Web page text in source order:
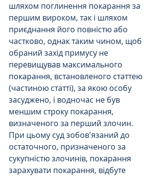
шляхом поглинення покарання за
першим вироком, так і шляхом
приєднання його повністю або
частково, однак таким чином, щоб
обраний захід примусу не
перевищував максимального
покарання, встановленого статтею
(частиною статті), за якою особу
засуджено, і водночас не був
меншим строку покарання,
визначеного за перший злочин.
При цьому суд зобов'язаний до
остаточного, призначеного за
сукупністю злочинів, покарання
зарахувати покарання, відбуте